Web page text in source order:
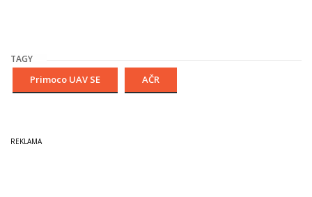
TAGY
Primoco UAV SE AČR